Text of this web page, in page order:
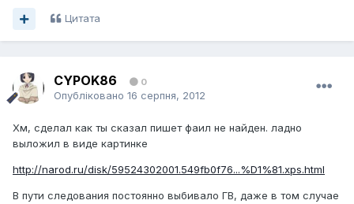
Цитата
CYPOK86 0
Опубліковано 16 серпня, 2012
Хм, сделал как ты сказал пишет фаил не найден. ладно
выложил в виде картинке
http://narod.ru/disk/59524302001.549fb0f76...%D1%81.xps.html
В пути следования постоянно выбивало ГВ, даже в том случае